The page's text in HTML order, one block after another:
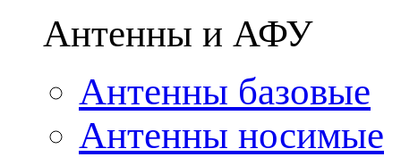
Антенны и АФУ
Антенны базовые
Антенны носимые